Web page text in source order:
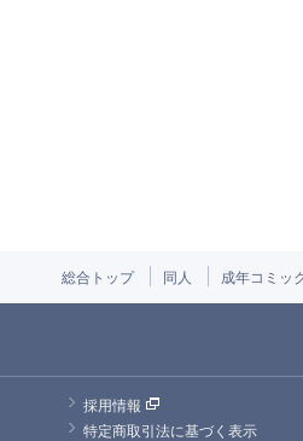
総合トップ 同人 成年コミッ
採用情報
特定商取引法に基づく表示